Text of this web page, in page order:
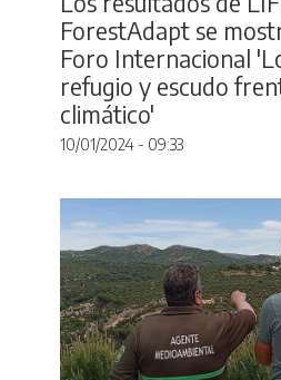
ForestAdapt se
Foro Internacional
refugio y escudo
climático'
10/01/2024 - 09:33